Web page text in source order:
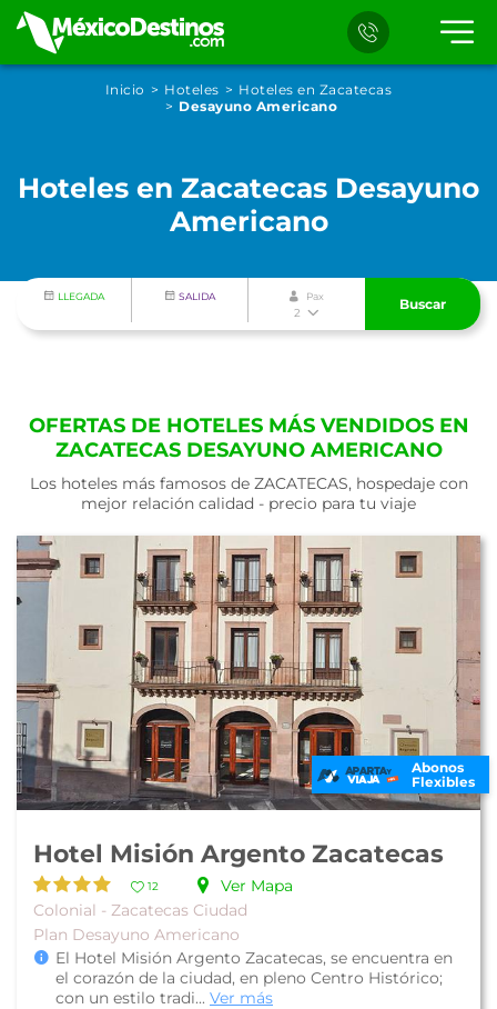
Inicio Hoteles
Hoteles en Zacatecas
Desayuno Americano
Hoteles en Zacatecas Desayuno
Americano
LLEGADA SALIDA Pax
2
Buscar
OFERTAS DE HOTELES MÁS VENDIDOS EN
ZACATECAS DESAYUNO AMERICANO
Los hoteles más famosos de ZACATECAS, hospedaje con
mejor relación calidad - precio para tu viaje
Abonos
Flexibles
Hotel Misión Argento Zacatecas
12
Ver Mapa
Colonial - Zacatecas Ciudad
Plan Desayuno Americano
El Hotel Misión Argento Zacatecas, se encuentra en
el corazón de la ciudad, en pleno Centro Histórico;
con un estilo tradi... Ver más